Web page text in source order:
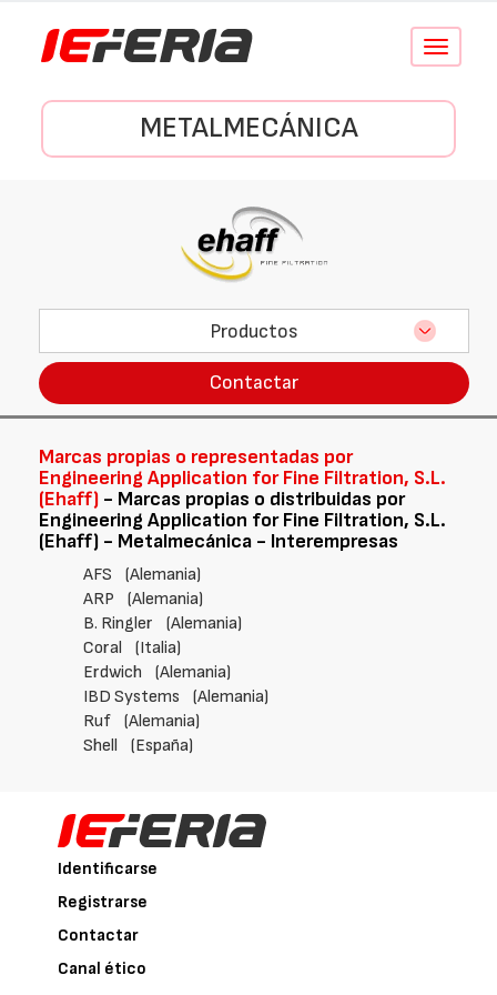
Conmutar
METALMECÁNICA
Productos
Contactar
Marcas propias o representadas por
Engineering Application for Fine Filtration, S.L.
(Ehaff) - Marcas propias o distribuidas por
Engineering Application for Fine Filtration, S.L.
(Ehaff) - Metalmecánica - Interempresas
AFS
(Alemania)
ARP
(Alemania)
B. Ringler
(Alemania)
Coral
(Italia)
Erdwich
(Alemania)
IBD Systems
(Alemania)
Ruf
(Alemania)
Shell
(España)
Identificarse
Registrarse
Contactar
Canal ético